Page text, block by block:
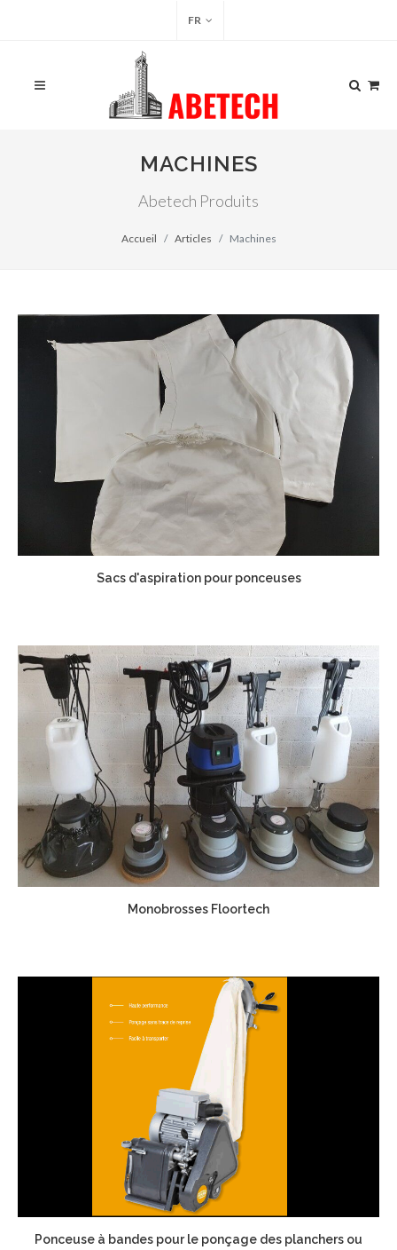
FR
MACHINES
Abetech Produits
Accueil Articles Machines
Sacs d'aspiration pour ponceuses
Monobrosses Floortech
Ponceuse à bandes pour le ponçage des planchers ou